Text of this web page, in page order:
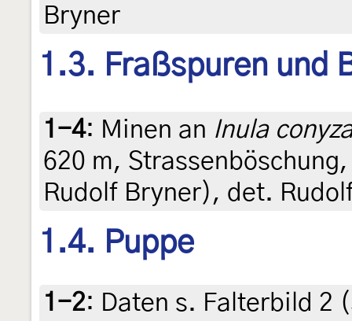
Bryner
1.3. Fraßspuren und
1-4: Minen an Inula
620 m,
Rudolf Bryner), det.
1.4. Puppe
1-2: Daten s. Falterbild 2